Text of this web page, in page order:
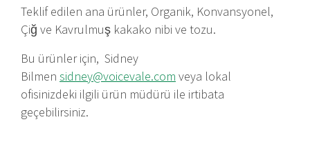
Teklif edilen ana ürünler, Organik, Konvansyonel,
Çiğ ve Kavrulmuş kakako nibi ve tozu.
Bu ürünler için, Sidney
Bilmen sidney@voicevale.com veya lokal
ofisinizdeki ilgili ürün müdürü ile irtibata
geçebilirsiniz.